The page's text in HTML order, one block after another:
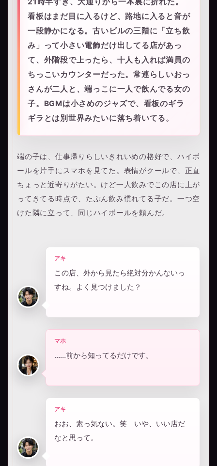
21時半すぎ、大通りから一本裏に折れた。
看板はまだ目に入るけど、路地に入ると音が
一段静かになる。古いビルの三階に「立ち飲
み」って小さい電飾だけ出してる店があっ
て、外階段で上ったら、十人も入れば満員の
ちっこいカウンターだった。常連らしいおっ
さんが二人と、端っこに一人で飲んでる女の
子。BGMは小さめのジャズで、看板のギラ
ギラとは別世界みたいに落ち着いてる。
端の子は、仕事帰りらしいきれいめの格好で、ハイボ
ールを片手にスマホを見てた。表情がクールで、正直
ちょっと近寄りがたい。けど一人飲みでこの店に上が
ってきてる時点で、たぶん飲み慣れてる子だ。一つ空
けた隣に立って、同じハイボールを頼んだ。
アキ
この店、外から見たら絶対分かんないっ
すね。よく見つけました？
マホ
……前から知ってるだけです。
アキ
おお、素っ気ない。笑 いや、いい店だ
なと思って。